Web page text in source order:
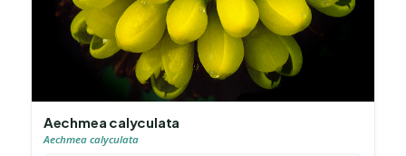
Aechmea calyculata
Aechmea calyculata